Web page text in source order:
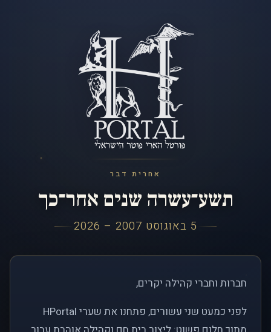
אחרית דבר
תשע־עשרה שנים אחר־כך
5 באוגוסט 2007 – 2026
חברות וחברי קהילה יקרים,
לפני כמעט שני עשורים, פתחנו את שערי HPortal